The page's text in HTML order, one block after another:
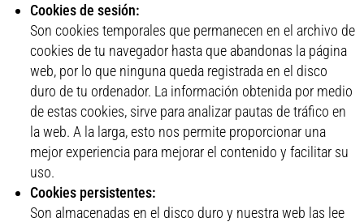
Cookies de sesión:
Son cookies temporales que permanecen en el archivo de
cookies de tu navegador hasta que abandonas la página
web, por lo que ninguna queda registrada en el disco
duro de tu ordenador. La información obtenida por medio
de estas cookies, sirve para analizar pautas de tráfico en
la web. A la larga, esto nos permite proporcionar una
mejor experiencia para mejorar el contenido y facilitar su
uso.
Cookies persistentes:
Son almacenadas en el disco duro y nuestra web las lee